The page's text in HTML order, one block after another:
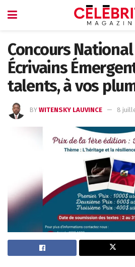
Concours
Écrivains
talents, à vos
BY WITENSKY LAUVINCE 8